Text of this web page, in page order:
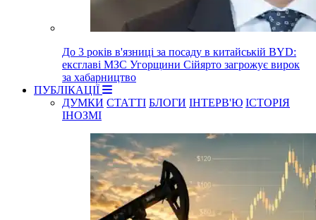
До 3 років в'язниці за посаду в китайській BYD:
ексглаві МЗС Угорщини Сійярто загрожує вирок
за хабарництво
ПУБЛІКАЦІЇ
ДУМКИ СТАТТІ БЛОГИ ІНТЕРВ'Ю ІСТОРІЯ
ІНОЗМІ